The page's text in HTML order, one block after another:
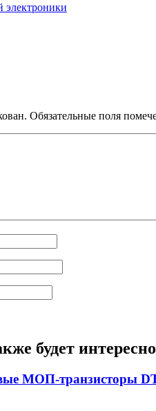
электроники
Обязательные поля
будет интересно
МОП-транзисторы